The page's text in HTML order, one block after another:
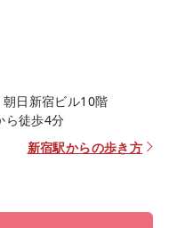
日新宿ビル10階
ら徒歩4分
新宿駅からの歩き方